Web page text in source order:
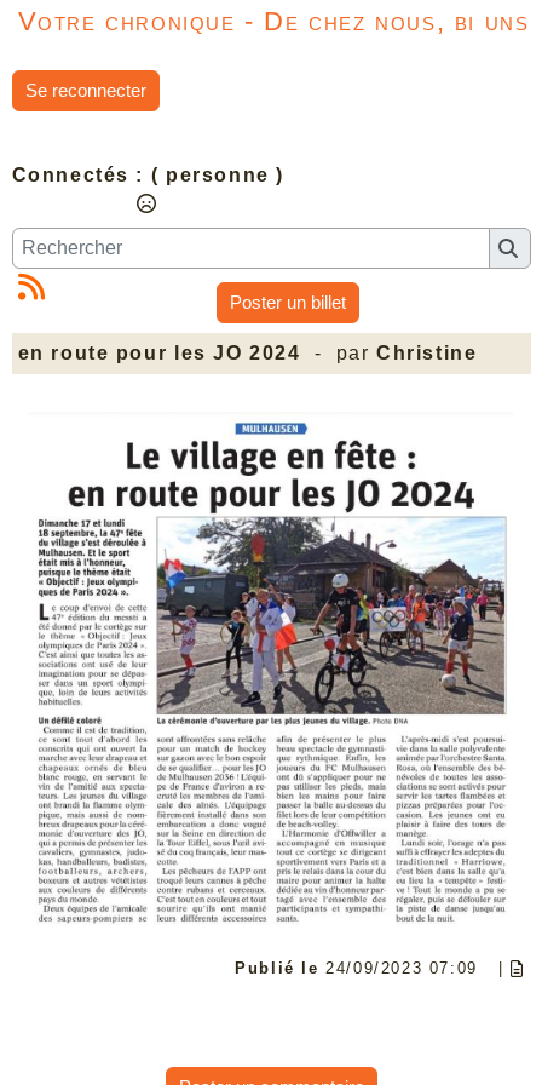
Votre chronique - De chez nous, bi uns
Se reconnecter
Connectés : ( personne )
Poster un billet
en route pour les JO 2024 - par Christine
Publié le 24/09/2023 07:09